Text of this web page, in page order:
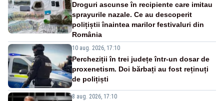
Droguri ascunse în recipiente care imitau
sprayurile nazale. Ce au descoperit
polițiștii înaintea marilor festivaluri din
România
10 aug. 2026, 17:10
Percheziții în trei județe într-un dosar de
proxenetism. Doi bărbați au fost reținuți
de polițiști
8 aug. 2026, 17:10